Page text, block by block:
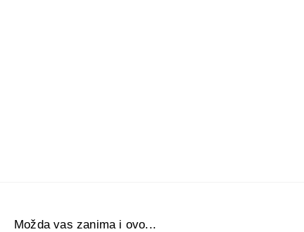
Možda vas zanima i ovo...